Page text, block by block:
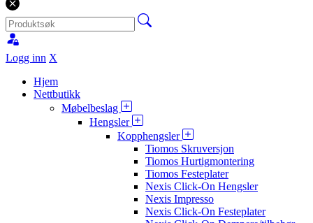
Logg inn X
Hjem
Nettbutikk
Møbelbeslag
Hengsler
Kopphengsler
Tiomos Skruversjon
Tiomos Hurtigmontering
Tiomos Festeplater
Nexis Click-On Hengsler
Nexis Impresso
Nexis Click-On Festeplater